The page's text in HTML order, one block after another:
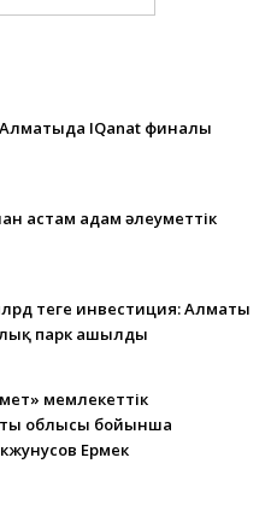
Алматыда IQanat финалы
астам адам әлеуметтік
теңге инвестиция: Алматы
парк ашылды
мемлекеттік
облысы бойынша
Ермек